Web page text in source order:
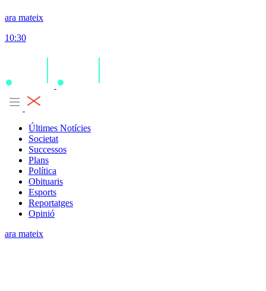
ara mateix
10:30
Últimes Notícies
Societat
Successos
Plans
Política
Obituaris
Esports
Reportatges
Opinió
ara mateix